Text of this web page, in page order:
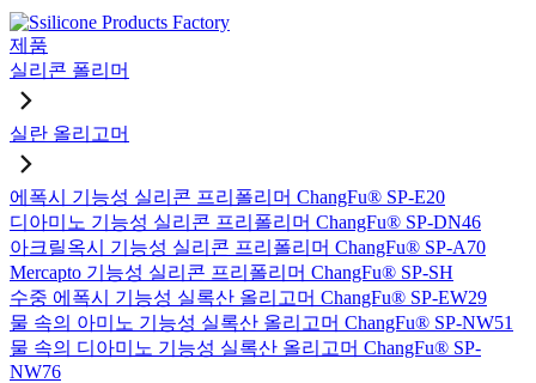
제품
실리콘 폴리머
실란 올리고머
에폭시 기능성 실리콘 프리폴리머 ChangFu® SP-E20
디아미노 기능성 실리콘 프리폴리머 ChangFu® SP-DN46
아크릴옥시 기능성 실리콘 프리폴리머 ChangFu® SP-A70
Mercapto 기능성 실리콘 프리폴리머 ChangFu® SP-SH
수중 에폭시 기능성 실록산 올리고머 ChangFu® SP-EW29
물 속의 아미노 기능성 실록산 올리고머 ChangFu® SP-NW51
물 속의 디아미노 기능성 실록산 올리고머 ChangFu® SP-
NW76